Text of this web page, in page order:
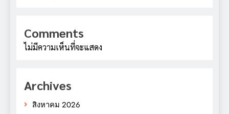
Comments
ไม่มีความเห็นที่จะแสดง
Archives
สิงหาคม 2026